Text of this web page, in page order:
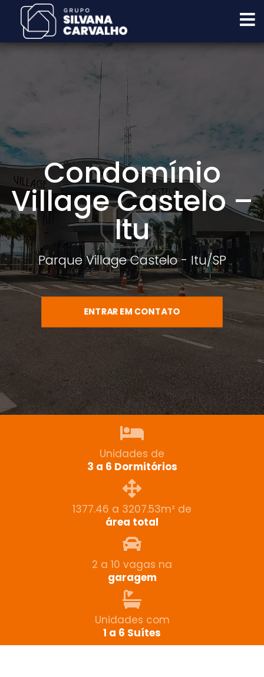
Condomínio
Village Castelo –
Itu
Parque Village Castelo - Itu/SP
ENTRAR EM CONTATO
Unidades de
3 a 6 Dormitórios
1377.46 a 3207.53m² de
área total
2 a 10 vagas na
garagem
Unidades com
1 a 6 Suítes